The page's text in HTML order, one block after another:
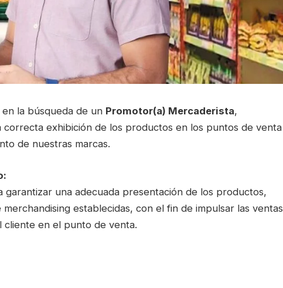
la búsqueda de un Promotor(a) Mercaderista,
correcta exhibición de los productos en los puntos de venta
de nuestras marcas.
garantizar una adecuada presentación de los productos,
establecidas, con el fin de impulsar las ventas
cliente en el punto de venta.